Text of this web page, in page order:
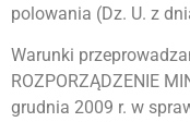
polowania (Dz. U. z
Warunki
ROZPORZĄDZENIE
grudnia 2009 r. w